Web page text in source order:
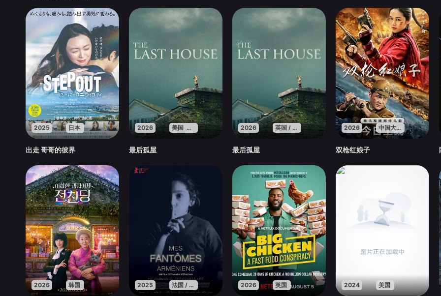
2025 日本
出走 哥哥的彼界
2026 美国 英国 法国
最后孤屋
2026 英国 / 法国 / 美国
最后孤屋
2026 中国大陆
双枪红娘子
2026 韩国 2025 法国 / 亚美尼亚 / 卡塔尔 2026 英国 2024 美国